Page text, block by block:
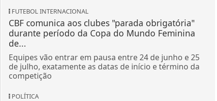
FUTEBOL INTERNACIONAL
CBF comunica aos clubes "parada obrigatória"
durante período da Copa do Mundo Feminina
de...
Equipes vão entrar em pausa entre 24 de junho e 25
de julho, exatamente as datas de início e término da
competição
POLÍTICA